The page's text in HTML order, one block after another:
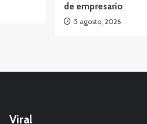
de empresario
5 agosto, 2026
Viralcalendario político: Entre